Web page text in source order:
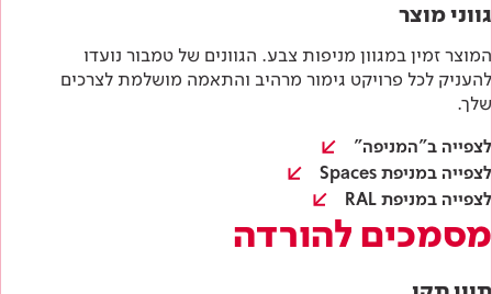
גווני מוצר
המוצר זמין במגוון מניפות צבע. הגוונים של טמבור נועדו
להעניק לכל פרויקט גימור מרהיב והתאמה מושלמת לצרכים
שלך.
לצפייה ב"המניפה"
לצפייה במניפת Spaces
לצפייה במניפת RAL
מסמכים להורדה